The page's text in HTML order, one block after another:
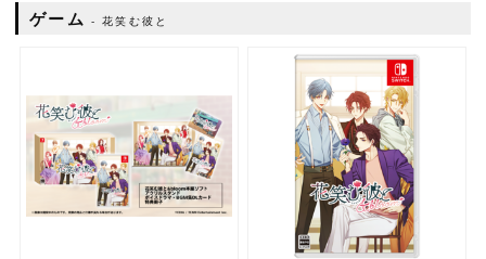
ゲーム 花笑む彼と